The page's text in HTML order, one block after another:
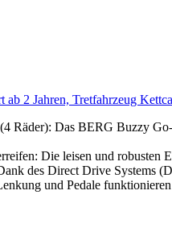
2 Jahren, Tretfahrzeug
Räder): Das BERG Buzzy
Die leisen und robusten
des Direct Drive Systems
und Pedale